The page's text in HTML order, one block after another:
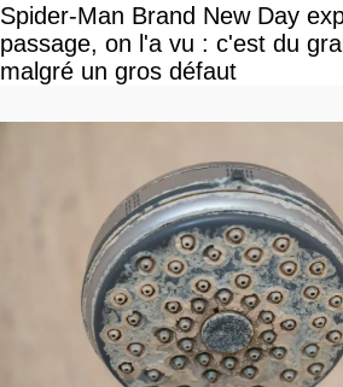
Spider-Man Brand New Day
passage, on l'a vu : c'est du
malgré un gros défaut